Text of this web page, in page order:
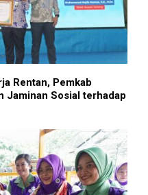
Rentan, Pemkab
Jaminan Sosial terhadap